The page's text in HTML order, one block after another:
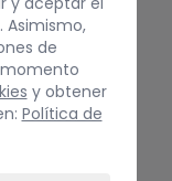
Orange
Asimismo,
de
y obtener
Política de